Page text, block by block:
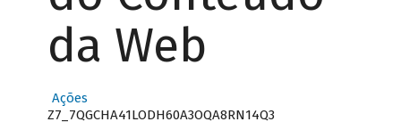
da Web
Ações
Z7_7QGCHA41LODH60A3OQA8RN14Q3